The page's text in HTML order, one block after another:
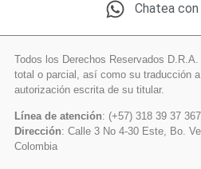
Chatea
Todos los Derechos Reservados
total o parcial, así como su traducción
autorización escrita de su titular.
Línea de atención: (+57) 318 39 37
Dirección: Calle 3 No 4-30 Este, Bo.
Colombia